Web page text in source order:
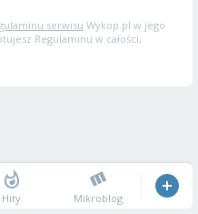
serwisu Wykop.pl w jego
Regulaminu w całości,
Hity Mikroblog